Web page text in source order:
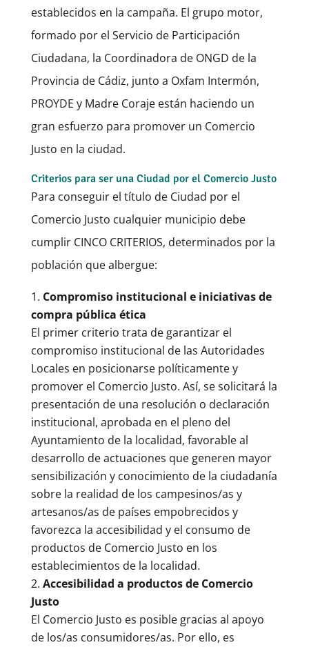
establecidos en la campaña. El grupo motor,
formado por el Servicio de Participación
Ciudadana, la Coordinadora de ONGD de la
Provincia de Cádiz, junto a Oxfam Intermón,
PROYDE y Madre Coraje están haciendo un
gran esfuerzo para promover un Comercio
Justo en la ciudad.
Criterios para ser una Ciudad por el Comercio Justo
Para conseguir el título de Ciudad por el
Comercio Justo cualquier municipio debe
cumplir CINCO CRITERIOS, determinados por la
población que albergue:
Compromiso institucional e iniciativas de
compra pública ética
El primer criterio trata de garantizar el
compromiso institucional de las Autoridades
Locales en posicionarse políticamente y
promover el Comercio Justo. Así, se solicitará la
presentación de una resolución o declaración
institucional, aprobada en el pleno del
Ayuntamiento de la localidad, favorable al
desarrollo de actuaciones que generen mayor
sensibilización y conocimiento de la ciudadanía
sobre la realidad de los campesinos/as y
artesanos/as de países empobrecidos y
favorezca la accesibilidad y el consumo de
productos de Comercio Justo en los
establecimientos de la localidad.
Accesibilidad a productos de Comercio
Justo
El Comercio Justo es posible gracias al apoyo
de los/as consumidores/as. Por ello, es